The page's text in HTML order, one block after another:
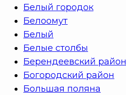
Белый городок
Белоомут
Белый
Белые столбы
Берендеевский район
Богородский район
Большая поляна